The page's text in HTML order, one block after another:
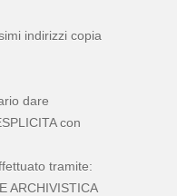
indirizzi copia
dare
con
tramite:
ARCHIVISTICA